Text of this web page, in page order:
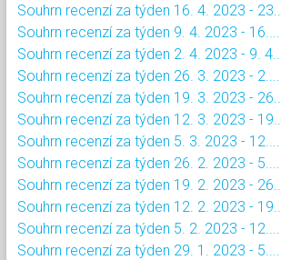
Souhrn recenzí za týden 16. 4. 2023 - 23....
Souhrn recenzí za týden 9. 4. 2023 - 16....
Souhrn recenzí za týden 2. 4. 2023 - 9. 4....
Souhrn recenzí za týden 26. 3. 2023 - 2....
Souhrn recenzí za týden 19. 3. 2023 - 26....
Souhrn recenzí za týden 12. 3. 2023 - 19....
Souhrn recenzí za týden 5. 3. 2023 - 12....
Souhrn recenzí za týden 26. 2. 2023 - 5....
Souhrn recenzí za týden 19. 2. 2023 - 26....
Souhrn recenzí za týden 12. 2. 2023 - 19....
Souhrn recenzí za týden 5. 2. 2023 - 12....
Souhrn recenzí za týden 29. 1. 2023 - 5....